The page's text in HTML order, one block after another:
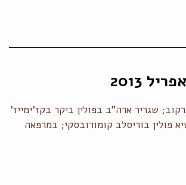
שגריר ארה"ב בפולין ביקר בקז'ימייז'
פולין בוריסלב קומורובסקי; במרפאה